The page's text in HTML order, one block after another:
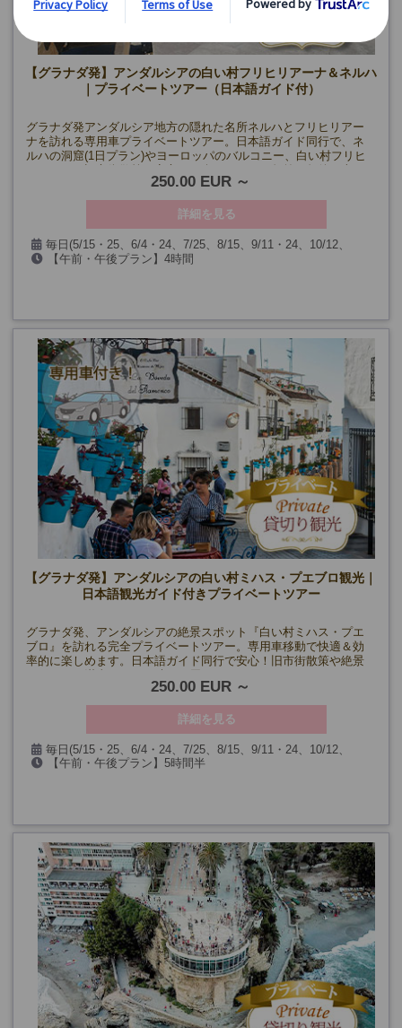
【グラナダ発】アンダルシアの白い村フリヒリアーナ＆ネルハ
｜プライベートツアー（日本語ガイド付）
グラナダ発アンダルシア地方の隠れた名所ネルハとフリヒリアー
ナを訪れる専用車プライベートツアー。日本語ガイド同行で、ネ
ルハの洞窟(1日プラン)やヨーロッパのバルコニー、白い村フリヒ
250.00 EUR
詳細を見る
毎日(5/15・25、6/4・24、7/25、8/15、9/11・24、10/12、
11/2、12/6・7・8・24・25・26・31、1/1・2・6、2/28、3/25・
【午前・午後プラン】4時間
【グラナダ発】アンダルシアの白い村ミハス・プエブロ観光｜
日本語観光ガイド付きプライベートツアー
グラナダ発、アンダルシアの絶景スポット『白い村ミハス・プエ
ブロ』を訪れる完全プライベートツアー。専用車移動で快適＆効
率的に楽しめます。日本語ガイド同行で安心！旧市街散策や絶景
250.00 EUR
詳細を見る
毎日(5/15・25、6/4・24、7/25、8/15、9/11・24、10/12、
11/2、12/6・7・8・24・25・26・31、1/1・2・6、2/28、3/25・
【午前・午後プラン】5時間半